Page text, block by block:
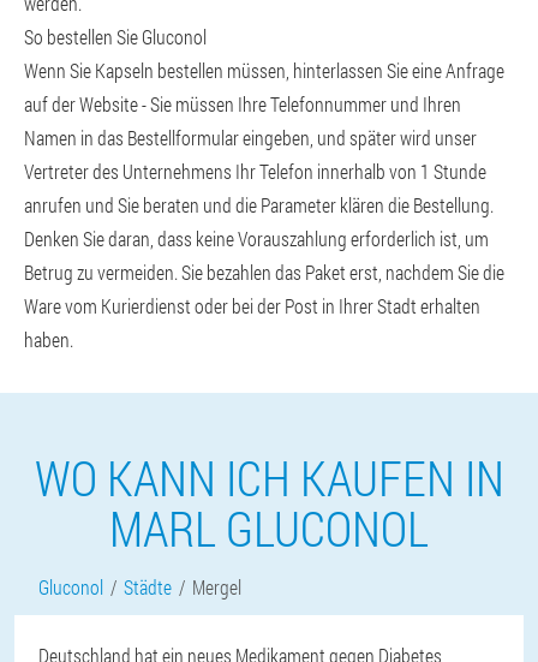
So bestellen Sie Gluconol
Wenn Sie Kapseln bestellen müssen, hinterlassen Sie eine Anfrage
auf der Website - Sie müssen Ihre Telefonnummer und Ihren
Namen in das Bestellformular eingeben, und später wird unser
Vertreter des Unternehmens Ihr Telefon innerhalb von 1 Stunde
anrufen und Sie beraten und die Parameter klären die Bestellung.
Denken Sie daran, dass keine Vorauszahlung erforderlich ist, um
Betrug zu vermeiden. Sie bezahlen das Paket erst, nachdem Sie die
Ware vom Kurierdienst oder bei der Post in Ihrer Stadt erhalten
haben.
WO KANN ICH KAUFEN IN
MARL GLUCONOL
Gluconol Städte Mergel
Deutschland hat ein neues Medikament gegen Diabetes